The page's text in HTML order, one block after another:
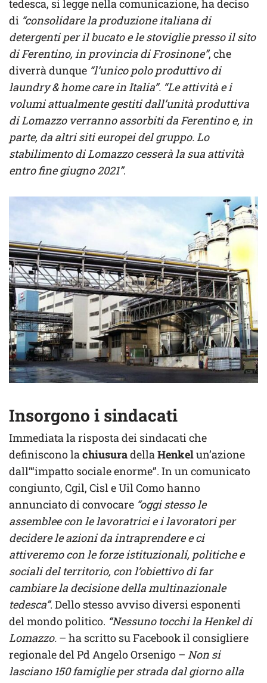
tedesca, si legge nella comunicazione, ha deciso
di “consolidare la produzione italiana di
detergenti per il bucato e le stoviglie presso il sito
di Ferentino, in provincia di Frosinone”, che
diverrà dunque “l’unico polo produttivo di
laundry & home care in Italia”. “Le attività e i
volumi attualmente gestiti dall’unità produttiva
di Lomazzo verranno assorbiti da Ferentino e, in
parte, da altri siti europei del gruppo. Lo
stabilimento di Lomazzo cesserà la sua attività
entro fine giugno 2021”.
Insorgono i sindacati
Immediata la risposta dei sindacati che
definiscono lachiusuradellaHenkelun’azione
dall’“impatto sociale enorme”. In un comunicato
congiunto, Cgil, Cisl e Uil Como hanno
annunciato di convocare “oggi stesso le
assemblee con le lavoratrici e i lavoratori per
decidere le azioni da intraprendere e ci
attiveremo con le forze istituzionali, politiche e
sociali del territorio, con l’obiettivo di far
cambiare la decisione della multinazionale
tedesca”. Dello stesso avviso diversi esponenti
del mondo politico. “Nessuno tocchi la Henkel di
Lomazzo. – ha scritto su Facebook il consigliere
regionale del Pd Angelo Orsenigo – Non si
lasciano 150 famiglie per strada dal giorno alla